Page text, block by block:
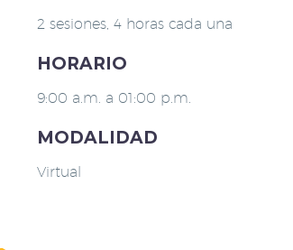
2 sesiones, 4 horas cada una
HORARIO
9:00 a.m. a 01:00 p.m.
MODALIDAD
Virtual